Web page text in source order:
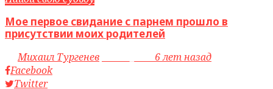
Мое первое свидание с парнем прошло в
присутствии моих родителей
byМихаил Тургенев
6 лет назад
Facebook
Twitter